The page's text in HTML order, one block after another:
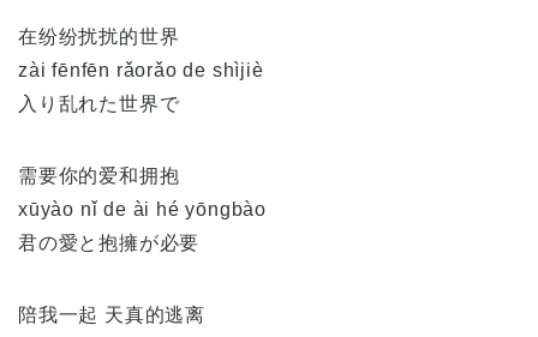
在纷纷扰扰的世界
zài fēnfēn rǎorǎo de shìjiè
入り乱れた世界で
需要你的爱和拥抱
xūyào nǐ de ài hé yōngbào
君の愛と抱擁が必要
陪我一起 天真的逃离